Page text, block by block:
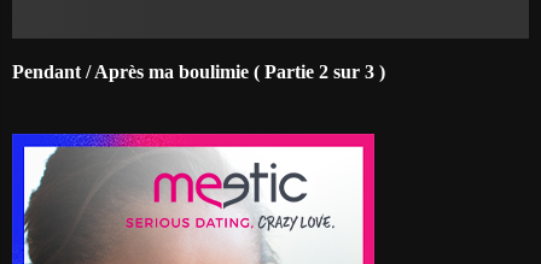
Pendant / Après ma boulimie ( Partie 2 sur 3 )